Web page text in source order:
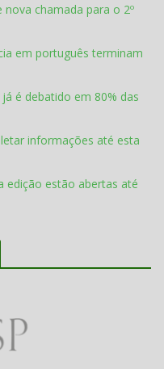
chamada para o 2º
em português terminam
é debatido em 80% das
informações até esta
edição estão abertas até